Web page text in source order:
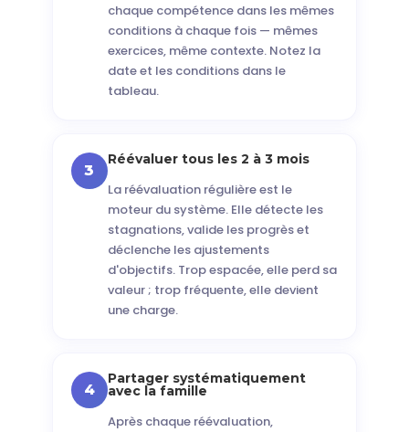
chaque compétence dans les mêmes
conditions à chaque fois — mêmes
exercices, même contexte. Notez la
date et les conditions dans le
tableau.
3
Réévaluer tous les 2 à 3 mois
La réévaluation régulière est le
moteur du système. Elle détecte les
stagnations, valide les progrès et
déclenche les ajustements
d'objectifs. Trop espacée, elle perd sa
valeur ; trop fréquente, elle devient
une charge.
4
Partager systématiquement
avec la famille
Après chaque réévaluation,